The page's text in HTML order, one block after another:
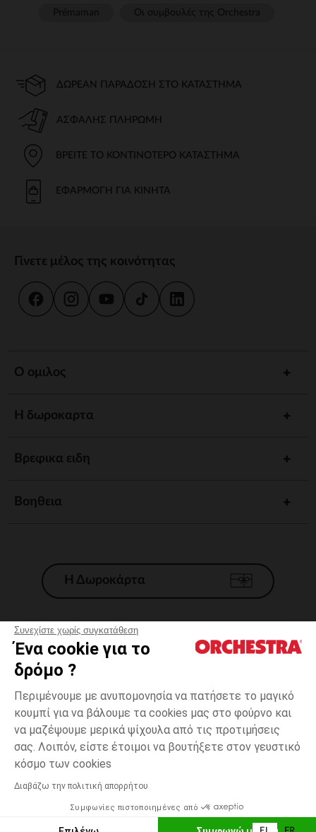
Συνεχίστε χωρίς συγκατάθεση
Ένα cookie για το
δρόμο ?
Περιμένουμε με ανυπομονησία να πατήσετε το μαγικό
κουμπί για να βάλουμε τα cookies μας στο φούρνο και
να μαζέψουμε μερικά ψίχουλα από τις προτιμήσεις
σας. Λοιπόν, είστε έτοιμοι να βουτήξετε στον γευστικό
κόσμο των cookies
Διαβάζω την πολιτική απορρήτου
Συμφωνίες πιστοποιημένες από
Εκρού
Δυνατότητα πληρωμής με
ΕΠΙΛΟΓΗ ΜΕΓΕΘΟΥΣ
ΔΩΡΕΆΝ ΠΑΡΆΔΟΣΗ ΣΤΟ ΚΑΤΆΣΤΗΜΑ
ΑΣΦΑΛΉΣ ΠΛΗΡΩΜΉ
ΒΡΕΊΤΕ ΤΟ ΚΟΝΤΙΝΌΤΕΡΟ ΚΑΤΆΣΤΗΜΑ
ΕΦΑΡΜΟΓΉ ΓΙΑ ΚΙΝΗΤΆ
Γίνετε μέλος της κοινότητας
Ο ομιλος
Η δωροκαρτα
Βρεφικα ειδη
Βοηθεια
Η Δωροκάρτα
Γενικοί 'Οροι Πώλησης
*Εμπορικες προσφορες
Προσωπικά δεδομένα
Διαχείρηση των cookies
Προσβασιμότητα: μη συμμορφούμενη
H Orchestra συμμετέχει στον κωδικά δεοντολογίας και στο σύστημα
μεσολάβησης της Γαλλικής Ομοσπονδίας Ηλεκτρονικού Εμπορίου.